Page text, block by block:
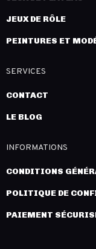
JEUX DE RÔLE
PEINTURES ET
SERVICES
CONTACT
LE BLOG
INFORMATIONS
CONDITIONS
POLITIQUE DE
PAIEMENT